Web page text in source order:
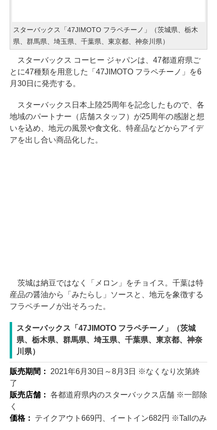
スターバックス「47JIMOTO フラペチーノ」（茨城県、栃木
県、群馬県、埼玉県、千葉県、東京都、神奈川県）
スターバックス コーヒー ジャパンは、47都道府県ご
とに47種類を用意した「47JIMOTO フラペチーノ」を6
月30日に発売する。
スターバックス日本上陸25周年を記念したもので、各
地域のパートナー（店舗スタッフ）が25周年の感謝と想
いを込め、地元の風景や食文化、特産品などからアイデ
アを出し合い商品化した。
茨城は納豆ではなく「メロン」をチョイス。千葉は特
産品の醤油から「みたらし」ソースと、地元を象徴する
フラペチーノが出そろった。
スターバックス「47JIMOTO フラペチーノ」（茨城
県、栃木県、群馬県、埼玉県、千葉県、東京都、神奈
川県）
販売期間： 2021年6月30日～8月3日 ※なくなり次第終
了
販売店舗： 各都道府県内のスターバックス店舗 ※一部除
く
価格： テイクアウト669円、イートイン682円 ※Tallのみ